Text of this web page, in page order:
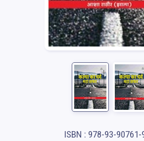
ISBN : 978-93-90761-